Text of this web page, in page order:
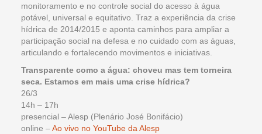
monitoramento e no controle social do acesso à água
potável, universal e equitativo. Traz a experiência da crise
hídrica de 2014/2015 e aponta caminhos para ampliar a
participação social na defesa e no cuidado com as águas,
articulando e fortalecendo movimentos e iniciativas.
Transparente como a água: choveu mas tem torneira
seca. Estamos em mais uma crise hídrica?
26/3
14h – 17h
presencial – Alesp (Plenário José Bonifácio)
online –Ao vivo no YouTube da Alesp